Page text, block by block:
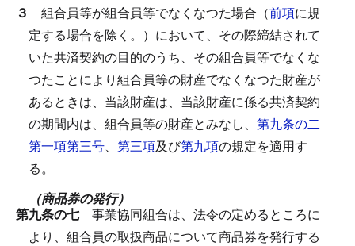
３ 組合員等が組合員等でなくなつた場合（前項に規
定する場合を除く。）において、その際締結されて
いた共済契約の目的のうち、その組合員等でなくな
つたことにより組合員等の財産でなくなつた財産が
あるときは、当該財産は、当該財産に係る共済契約
の期間内は、組合員等の財産とみなし、 第九条の二
第一項第三号、 第三項及び第九項の規定を適用す
る。
（商品券の発行）
第九条の七 事業協同組合は、法令の定めるところに
より、組合員の取扱商品について商品券を発行する